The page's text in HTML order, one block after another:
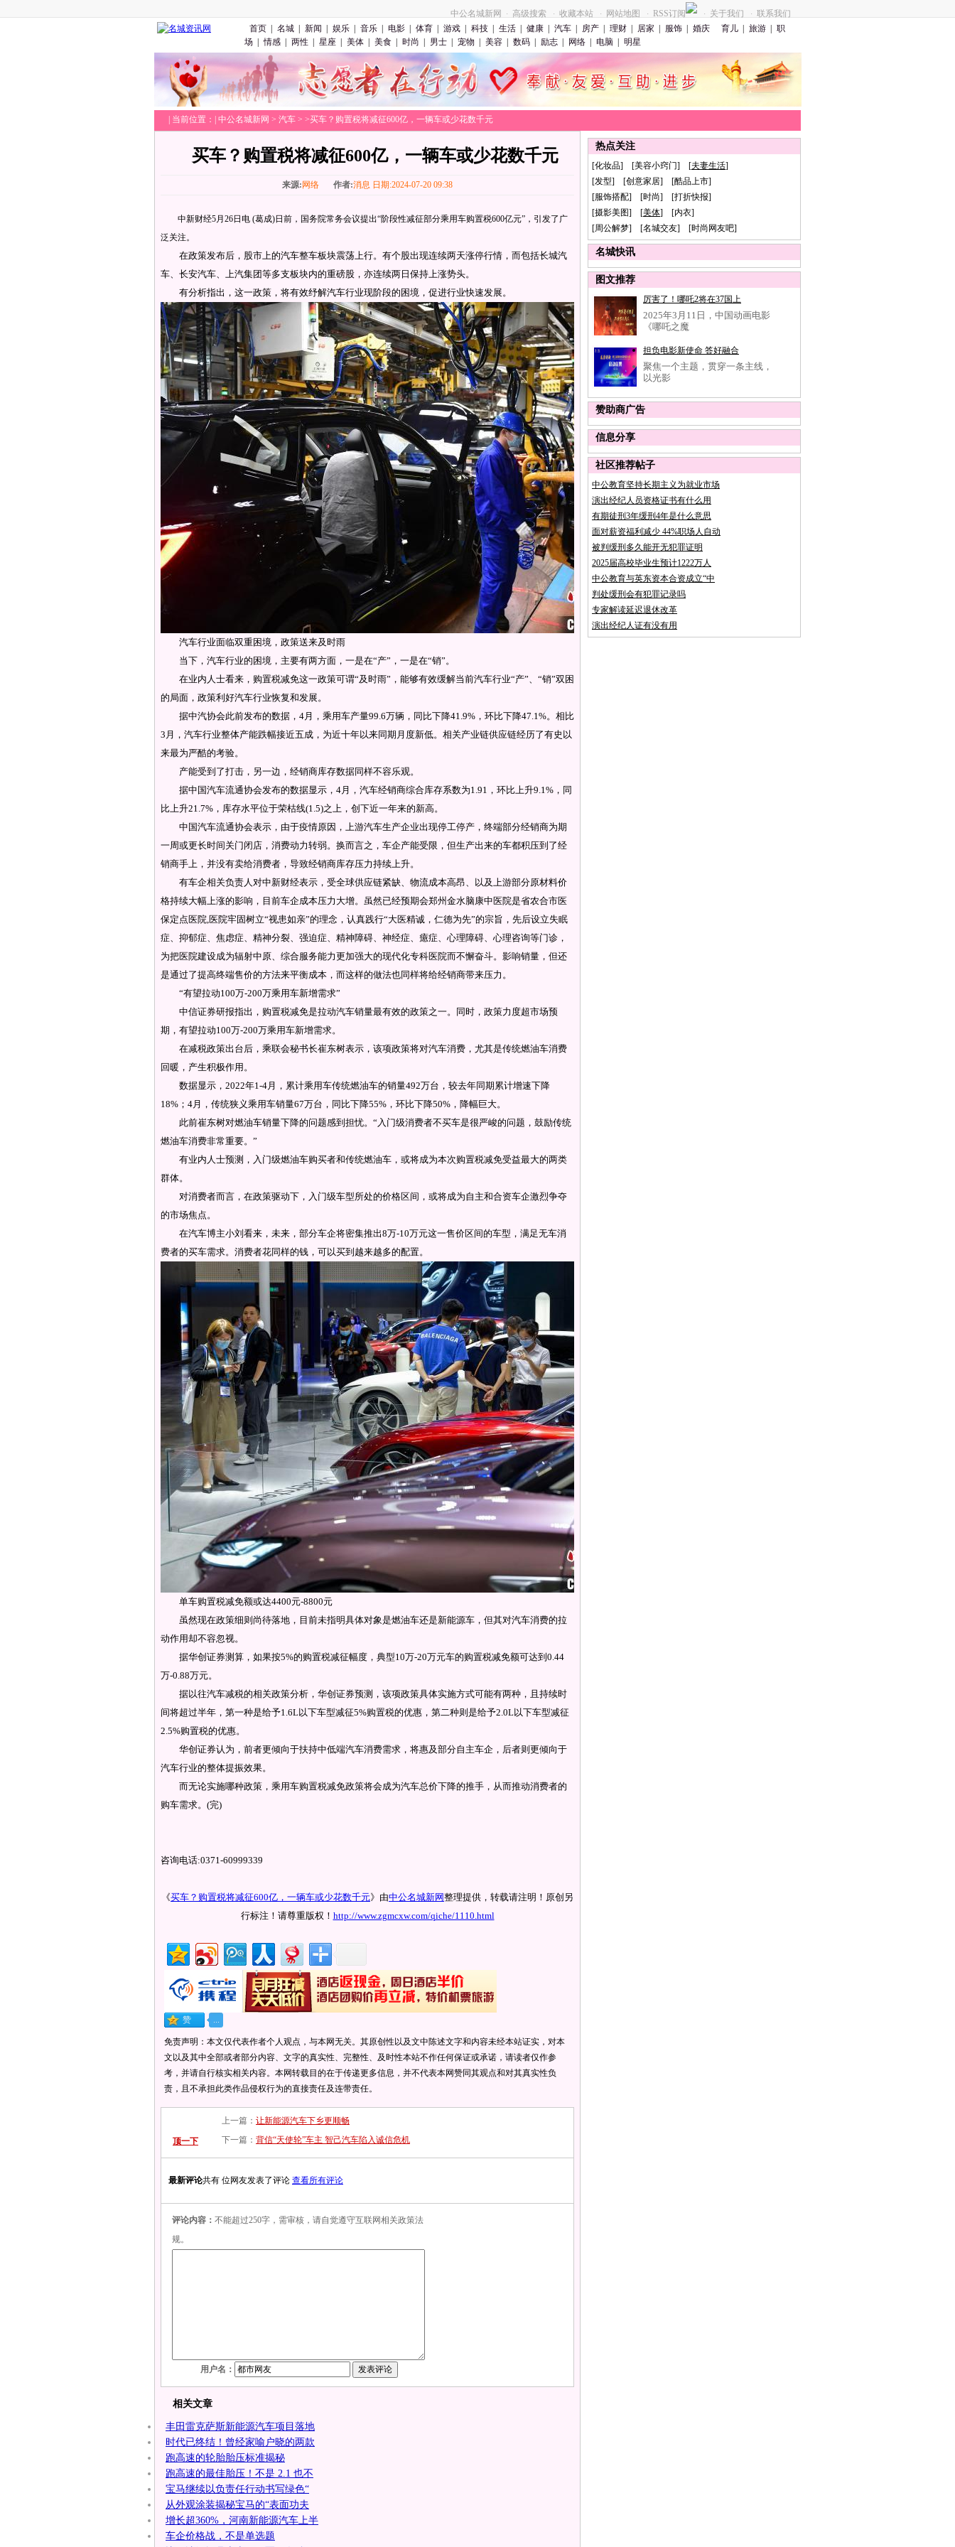
中公名城新网 · 高级搜索 · 收藏本站 · 网站地图 · RSS订阅 · 关于我们 ·
联系我们
首页
名城 新闻 娱乐 音乐 电影 体育 游戏 科技 生活 健康 汽车 房产 理财 居家 服饰 婚庆 育儿 旅游
职
场
情感 两性 星座 美体 美食 时尚 男士 宠物 美容 数码 励志 网络 电脑 明星
当前位置：| 中公名城新网 > 汽车 > >买车？购置税将减征600亿，一辆车或少花数千元
买车？购置税将减征600亿，一辆车或少花数千元
来源: 网络 作者:消息 日期:2024-07-20 09:38
中新财经5月26日电 (葛成)日前，国务院常务会议提出“阶段性减征部分乘用车购置税600亿元”，引发了广
泛关注。
在政策发布后，股市上的汽车整车板块震荡上行。有个股出现连续两天涨停行情，而包括长城汽
车、长安汽车、上汽集团等多支板块内的重磅股，亦连续两日保持上涨势头。
有分析指出，这一政策，将有效纾解汽车行业现阶段的困境，促进行业快速发展。
汽车行业面临双重困境，政策送来及时雨
当下，汽车行业的困境，主要有两方面，一是在“产”，一是在“销”。
在业内人士看来，购置税减免这一政策可谓“及时雨”，能够有效缓解当前汽车行业“产”、“销”双困
的局面，政策利好汽车行业恢复和发展。
据中汽协会此前发布的数据，4月，乘用车产量99.6万辆，同比下降41.9%，环比下降47.1%。相比
3月，汽车行业整体产能跌幅接近五成，为近十年以来同期月度新低。相关产业链供应链经历了有史以
来最为严酷的考验。
产能受到了打击，另一边，经销商库存数据同样不容乐观。
据中国汽车流通协会发布的数据显示，4月，汽车经销商综合库存系数为1.91，环比上升9.1%，同
比上升21.7%，库存水平位于荣枯线(1.5)之上，创下近一年来的新高。
中国汽车流通协会表示，由于疫情原因，上游汽车生产企业出现停工停产，终端部分经销商为期
一周或更长时间关门闭店，消费动力转弱。换而言之，车企产能受限，但生产出来的车都积压到了经
销商手上，并没有卖给消费者，导致经销商库存压力持续上升。
有车企相关负责人对中新财经表示，受全球供应链紧缺、物流成本高昂、以及上游部分原材料价
格持续大幅上涨的影响，目前车企成本压力大增。虽然已经预期会郑州金水脑康中医院是省农合市医
保定点医院,医院牢固树立“视患如亲”的理念，认真践行“大医精诚，仁德为先”的宗旨，先后设立失眠
症、抑郁症、焦虑症、精神分裂、强迫症、精神障碍、神经症、癔症、心理障碍、心理咨询等门诊，
为把医院建设成为辐射中原、综合服务能力更加强大的现代化专科医院而不懈奋斗。影响销量，但还
是通过了提高终端售价的方法来平衡成本，而这样的做法也同样将给经销商带来压力。
“有望拉动100万-200万乘用车新增需求”
中信证券研报指出，购置税减免是拉动汽车销量最有效的政策之一。同时，政策力度超市场预
期，有望拉动100万-200万乘用车新增需求。
在减税政策出台后，乘联会秘书长崔东树表示，该项政策将对汽车消费，尤其是传统燃油车消费
回暖，产生积极作用。
数据显示，2022年1-4月，累计乘用车传统燃油车的销量492万台，较去年同期累计增速下降
18%；4月，传统狭义乘用车销量67万台，同比下降55%，环比下降50%，降幅巨大。
此前崔东树对燃油车销量下降的问题感到担忧。“入门级消费者不买车是很严峻的问题，鼓励传统
燃油车消费非常重要。”
有业内人士预测，入门级燃油车购买者和传统燃油车，或将成为本次购置税减免受益最大的两类
群体。
对消费者而言，在政策驱动下，入门级车型所处的价格区间，或将成为自主和合资车企激烈争夺
的市场焦点。
在汽车博主小刘看来，未来，部分车企将密集推出8万-10万元这一售价区间的车型，满足无车消
费者的买车需求。消费者花同样的钱，可以买到越来越多的配置。
单车购置税减免额或达4400元-8800元
虽然现在政策细则尚待落地，目前未指明具体对象是燃油车还是新能源车，但其对汽车消费的拉
动作用却不容忽视。
据华创证券测算，如果按5%的购置税减征幅度，典型10万-20万元车的购置税减免额可达到0.44
万-0.88万元。
据以往汽车减税的相关政策分析，华创证券预测，该项政策具体实施方式可能有两种，且持续时
间将超过半年，第一种是给予1.6L以下车型减征5%购置税的优惠，第二种则是给予2.0L以下车型减征
2.5%购置税的优惠。
华创证券认为，前者更倾向于扶持中低端汽车消费需求，将惠及部分自主车企，后者则更倾向于
汽车行业的整体提振效果。
而无论实施哪种政策，乘用车购置税减免政策将会成为汽车总价下降的推手，从而推动消费者的
购车需求。(完)
咨询电话:0371-60999339
《买车？购置税将减征600亿，一辆车或少花数千元》由中公名城新网整理提供，转载请注明！原创另
行标注！请尊重版权！ http://www.zgmcxw.com/qiche/1110.html
免责声明：本文仅代表作者个人观点，与本网无关。其原创性以及文中陈述文字和内容未经本站证实，对本
文以及其中全部或者部分内容、文字的真实性、完整性、及时性本站不作任何保证或承诺，请读者仅作参
考，并请自行核实相关内容。本网转载目的在于传递更多信息，并不代表本网赞同其观点和对其真实性负
责，且不承担此类作品侵权行为的直接责任及连带责任。
顶一下
上一篇： 让新能源汽车下乡更顺畅
下一篇： 背信“天使轮”车主 智己汽车陷入诚信危机
最新评论共有 位网友发表了评论 查看所有评论
评论内容： 不能超过250字，需审核，请自觉遵守互联网相关政策法
规。
用户名：
相关文章
丰田雷克萨斯新能源汽车项目落地
时代已终结！曾经家喻户晓的两款
跑高速的轮胎胎压标准揭秘
跑高速的最佳胎压！不是 2.1 也不
宝马继续以负责任行动书写绿色“
从外观涂装揭秘宝马的“表面功夫
增长超360%，河南新能源汽车上半
车企价格战，不是单选题
热点关注
[化妆品] [美容小窍门] [夫妻生活]
[发型] [创意家居] [酷品上市]
[服饰搭配] [时尚] [打折快报]
[摄影美图] [美体] [内衣]
[周公解梦] [名城交友] [时尚网友吧]
名城快讯
图文推荐
厉害了！哪吒2将在37国上
2025年3月11日，中国动画电影
《哪吒之魔
担负电影新使命 答好融合
聚焦一个主题，贯穿一条主线，
以光影
赞助商广告
信息分享
社区推荐帖子
中公教育坚持长期主义为就业市场
演出经纪人员资格证书有什么用
有期徒刑3年缓刑4年是什么意思
面对薪资福利减少 44%职场人自动
被判缓刑多久能开无犯罪证明
2025届高校毕业生预计1222万人
中公教育与英东资本合资成立“中
判处缓刑会有犯罪记录吗
专家解读延迟退休改革
演出经纪人证有没有用